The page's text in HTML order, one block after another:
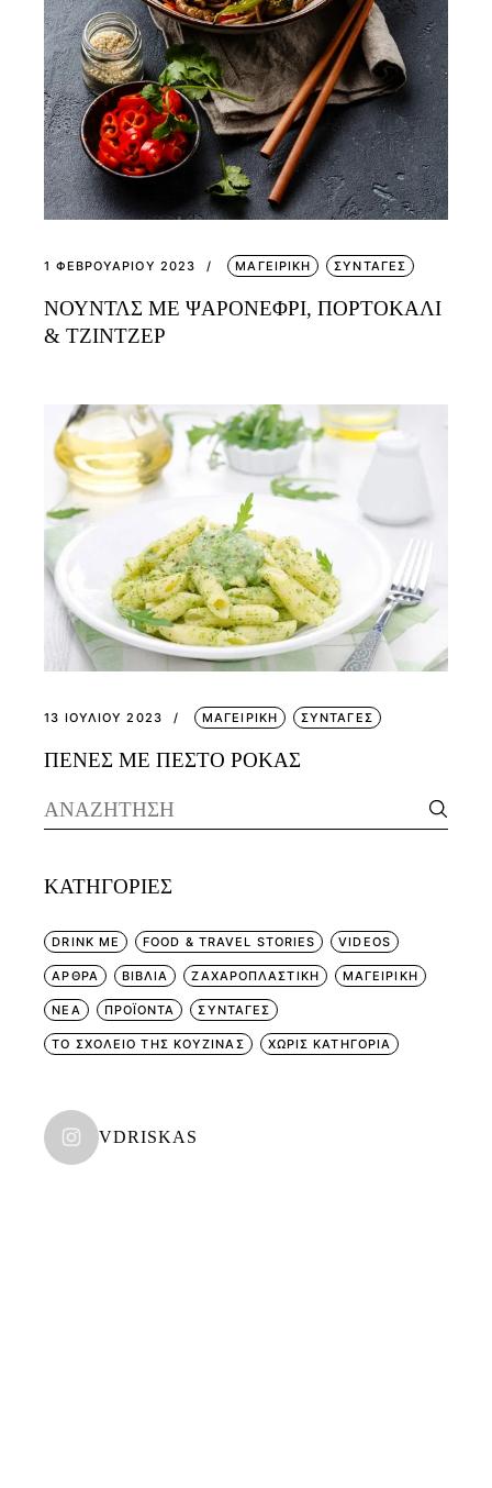
1 ΦΕΒΡΟΥΑΡΊΟΥ 2023 ΜΑΓΕΙΡΙΚΗ ΣΥΝΤΑΓΕΣ
ΝΟΥΝΤΛΣ ΜΕ ΨΑΡΟΝΕΦΡΙ, ΠΟΡΤΟΚΑΛΙ
& ΤΖΙΝΤΖΕΡ
13 ΙΟΥΛΊΟΥ 2023 ΜΑΓΕΙΡΙΚΗ ΣΥΝΤΑΓΕΣ
ΠΕΝΕΣ ΜΕ ΠΕΣΤΟ ΡΟΚΑΣ
Search
for:
KΑΤΗΓΟΡΊΕΣ
DRINK ME FOOD & TRAVEL STORIES VIDEOS
ΑΡΘΡΑ ΒΙΒΛΙΑ ΖΑΧΑΡΟΠΛΑΣΤΙΚΗ ΜΑΓΕΙΡΙΚΗ
ΝΕΑ ΠΡΟΪΟΝΤΑ ΣΥΝΤΑΓΕΣ
ΤΟ ΣΧΟΛΕΙΟ ΤΗΣ ΚΟΥΖΙΝΑΣ ΧΩΡΊΣ ΚΑΤΗΓΟΡΊΑ
VDRISKAS